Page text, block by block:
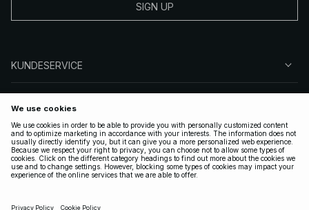
SIGN UP
KUNDESERVICE
FØLG OS
GYLDIGE